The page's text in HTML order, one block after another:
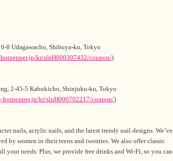
8 Udagawacho, Shibuya-ku, Tokyo
kr/slnH000307432/coupon/)
2-45-5 Kabukicho, Shinjuku-ku, Tokyo
kr/slnH000702217/coupon/)
nails, acrylic nails, and the latest trendy nail designs. We’ve
by women in their teens and twenties. We also offer classic
your needs. Plus, we provide free drinks and Wi-Fi, so you can